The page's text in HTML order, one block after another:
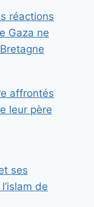
réactions
Gaza ne
affrontés
leur père
ses
de